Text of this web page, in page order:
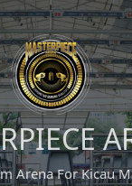
Arena For Kicau